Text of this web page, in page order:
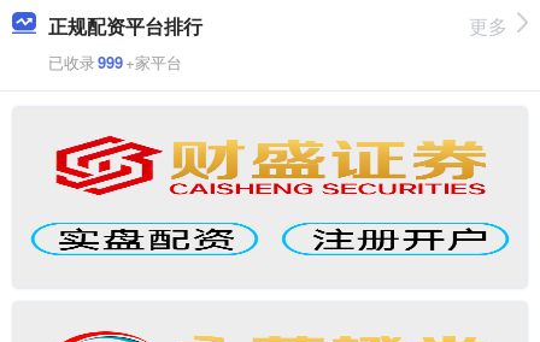
正规配资平台排行
已收录999+家平台
更多